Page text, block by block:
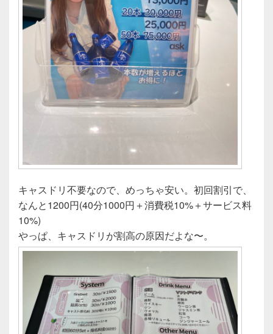
キャスドリ不要なので、めっちゃ安い。初回割引で、
なんと1200円(40分1000円＋消費税10%＋サービス料
10%)
やっぱ、キャスドリが割高の原因だよな〜。